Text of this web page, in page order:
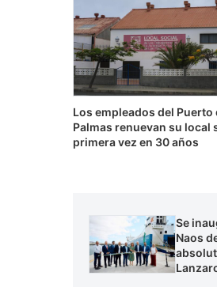
Los empleados del Puerto
Palmas renuevan su local
primera vez en 30 años
Se
Naos